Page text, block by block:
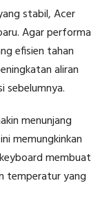
stabil, Acer
Agar performa
efisien tahan
aliran
sebelumnya.
menunjang
memungkinkan
membuat
temperatur yang